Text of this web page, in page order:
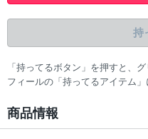
持
「持ってるボタン」を押すと、
フィールの「持ってるアイテム
商品情報